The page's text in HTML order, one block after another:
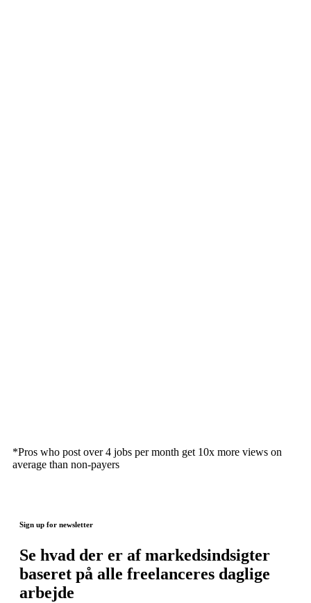
*Pros who post over 4 jobs per month get 10x more views on
average than non-payers
Sign up for newsletter
Se hvad der er af markedsindsigter
baseret på alle freelanceres daglige
arbejde